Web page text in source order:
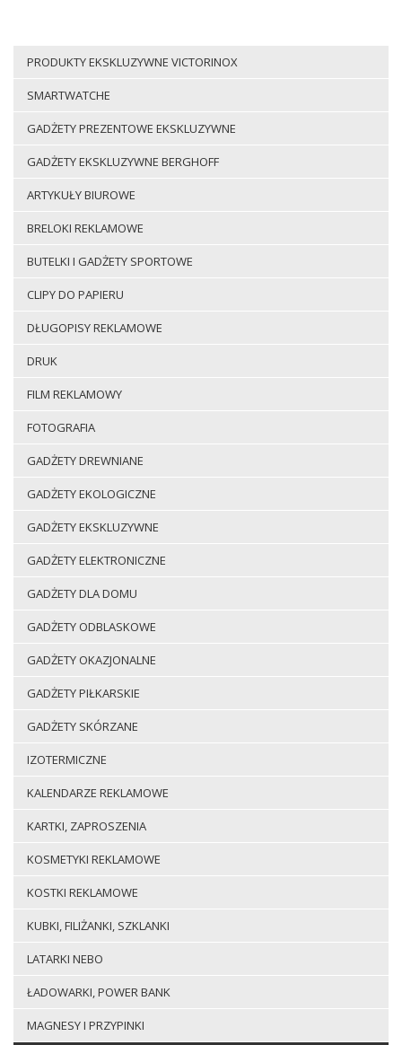
PRODUKTY EKSKLUZYWNE VICTORINOX
SMARTWATCHE
GADŻETY PREZENTOWE EKSKLUZYWNE
GADŻETY EKSKLUZYWNE BERGHOFF
ARTYKUŁY BIUROWE
BRELOKI REKLAMOWE
BUTELKI I GADŻETY SPORTOWE
CLIPY DO PAPIERU
DŁUGOPISY REKLAMOWE
DRUK
FILM REKLAMOWY
FOTOGRAFIA
GADŻETY DREWNIANE
GADŻETY EKOLOGICZNE
GADŻETY EKSKLUZYWNE
GADŻETY ELEKTRONICZNE
GADŻETY DLA DOMU
GADŻETY ODBLASKOWE
GADŻETY OKAZJONALNE
GADŻETY PIŁKARSKIE
GADŻETY SKÓRZANE
IZOTERMICZNE
KALENDARZE REKLAMOWE
KARTKI, ZAPROSZENIA
KOSMETYKI REKLAMOWE
KOSTKI REKLAMOWE
KUBKI, FILIŻANKI, SZKLANKI
LATARKI NEBO
ŁADOWARKI, POWER BANK
MAGNESY I PRZYPINKI